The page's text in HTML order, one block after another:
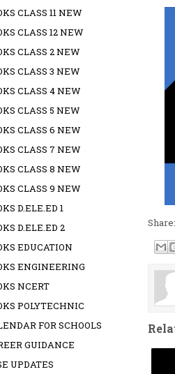
Share:
CLASS 11 NEW
CLASS 12 NEW
CLASS 2 NEW
CLASS 3 NEW
CLASS 4 NEW
CLASS 5 NEW
CLASS 6 NEW
CLASS 7 NEW
CLASS 8 NEW
CLASS 9 NEW
D.ELE.ED 1
D.ELE.ED 2
EDUCATION
ENGINEERING
NCERT
POLYTECHNIC
FOR SCHOOLS
GUIDANCE
UPDATES